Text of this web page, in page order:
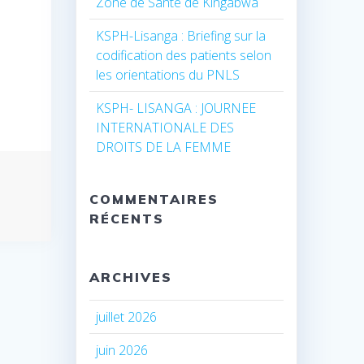
KSPH-Lisanga : Briefing sur la
codification des patients selon
les orientations du PNLS
KSPH- LISANGA : JOURNEE
INTERNATIONALE DES
DROITS DE LA FEMME
COMMENTAIRES
RÉCENTS
ARCHIVES
juillet 2026
juin 2026